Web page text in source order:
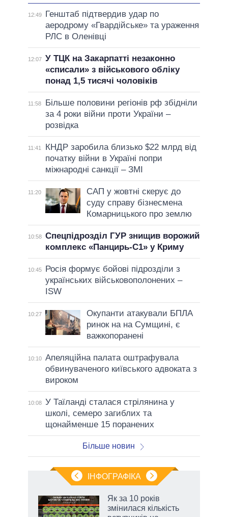
12:49
Генштаб підтвердив удар по
аеродрому «Гвардійське» та ураження
РЛС в Оленівці
12:07 У ТЦК на Закарпатті незаконно
«списали» з військового обліку
понад 1,5 тисячі чоловіків
11:58
Більше половини регіонів рф збідніли
за 4 роки війни проти України –
розвідка
11:41
КНДР заробила близько $22 млрд від
початку війни в Україні попри
міжнародні санкції – ЗМІ
11:20
САП у жовтні скерує до
суду справу бізнесмена
Комарницького про землю
10:58 Спецпідрозділ ГУР знищив ворожий
комплекс «Панцирь-С1» у Криму
10:45
Росія формує бойові підрозділи з
українських військовополонених –
ISW
10:27
Окупанти атакували БПЛА
ринок на на Сумщині, є
важкопоранені
10:10 Апеляційна палата оштрафувала
обвинуваченого київського адвоката з
вироком
10:08 У Таїланді сталася стрілянина у
школі, семеро загиблих та
щонайменше 15 поранених
Більше новин
ІНФОГРАФІКА
Як за 10 років
змінилася кількість